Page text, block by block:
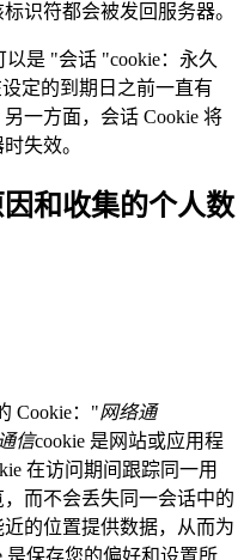
识符都会被发回服务器。
是 "会话 "cookie：永久
定的到期日之前一直有
一方面，会话 Cookie 将
失效。
和收集的个人数
Cookie："网络通
信cookie 是网站或应用程
在访问期间跟踪同一用
而不会丢失同一会话中的
的位置提供数据，从而为
是保存您的偏好和设置所